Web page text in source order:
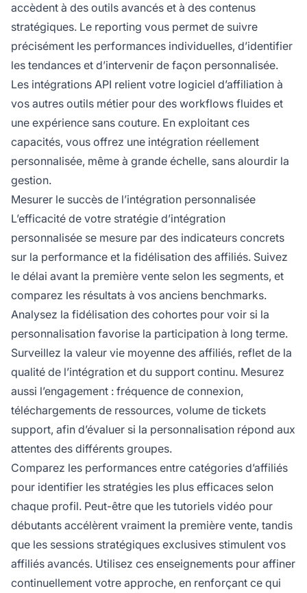
accèdent à des outils avancés et à des contenus
stratégiques. Le reporting vous permet de suivre
précisément les performances individuelles, d’identifier
les tendances et d’intervenir de façon personnalisée.
Les intégrations API relient votre logiciel d’affiliation à
vos autres outils métier pour des workflows fluides et
une expérience sans couture. En exploitant ces
capacités, vous offrez une intégration réellement
personnalisée, même à grande échelle, sans alourdir la
gestion.
Mesurer le succès de l’intégration personnalisée
L’efficacité de votre stratégie d’intégration
personnalisée se mesure par des indicateurs concrets
sur la performance et la fidélisation des affiliés. Suivez
le délai avant la première vente selon les segments, et
comparez les résultats à vos anciens benchmarks.
Analysez la fidélisation des cohortes pour voir si la
personnalisation favorise la participation à long terme.
Surveillez la valeur vie moyenne des affiliés, reflet de la
qualité de l’intégration et du support continu. Mesurez
aussi l’engagement : fréquence de connexion,
téléchargements de ressources, volume de tickets
support, afin d’évaluer si la personnalisation répond aux
attentes des différents groupes.
Comparez les performances entre catégories d’affiliés
pour identifier les stratégies les plus efficaces selon
chaque profil. Peut-être que les tutoriels vidéo pour
débutants accélèrent vraiment la première vente, tandis
que les sessions stratégiques exclusives stimulent vos
affiliés avancés. Utilisez ces enseignements pour affiner
continuellement votre approche, en renforçant ce qui